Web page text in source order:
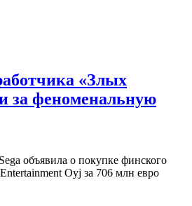
«Злых
за феноменальную
объявила о покупке финского
Oyj за 706 млн евро